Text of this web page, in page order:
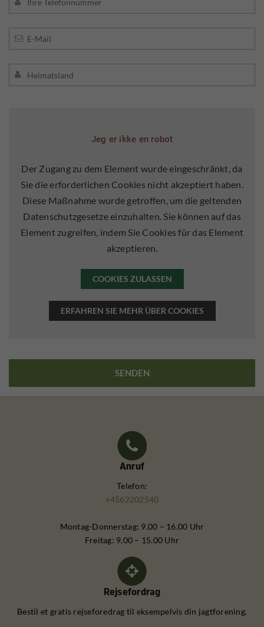
Jeg er ikke en robot
Der Zugang zu dem Element wurde eingeschränkt, da
Sie die erforderlichen Cookies nicht akzeptiert haben.
Diese Maßnahme wurde getroffen, um die geltenden
Datenschutzgesetze einzuhalten. Sie können auf das
Element zugreifen, indem Sie Cookies für das Element
akzeptieren.
COOKIES ZULASSEN
ERFAHREN SIE MEHR ÜBER COOKIES
Anruf
Telefon:
+4562202540
Montag-Donnerstag: 9.00 – 16.00 Uhr
Freitag: 9.00 – 15.00 Uhr
Rejsefordrag
Bestil et gratis rejseforedrag til eksempelvis din jagtforening.